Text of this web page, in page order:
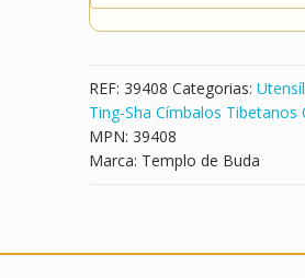
REF: 39408 Categorias:
Ting-Sha Címbalos Tibetanos
MPN: 39408
Marca: Templo de Buda